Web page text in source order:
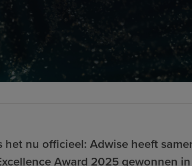
het nu officieel: Adwise heeft
Award 2025 gewonnen